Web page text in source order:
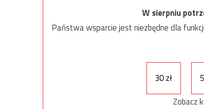
W sierpniu
Państwa wsparcie jest niezbędne dla
30 zł
Zobacz